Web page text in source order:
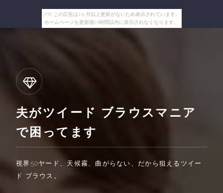
[PR] この広告は3ヶ月以上更新がないため表示されています。
ホームページを更新後24時間以内に表示されなくなります。
夫がツイード ブラウスマニア
で困ってます
視界50ヤード、天候霧、曲がらない、だから狙えるツイー
ド ブラウス。